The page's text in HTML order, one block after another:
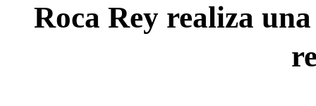
Roca Rey realiza una firme faena de entrega sin